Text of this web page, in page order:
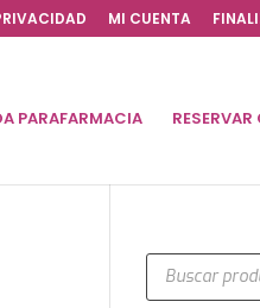
MI CUENTA
PARAFARMACIA
Búsqueda
productos